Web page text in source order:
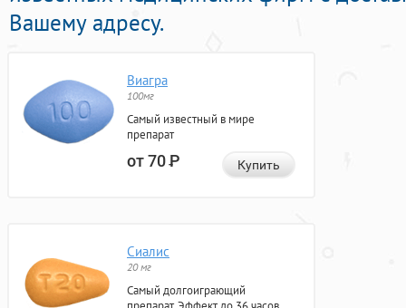
Вашему адресу.
Виагра
100мг
Самый известный в мире
препарат
от 70Р Купить
Сиалис
20 мг
Самый долгоиграющий